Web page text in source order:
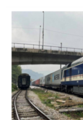
"Tìm"
TỰ DO BÁO CHÍ
VẠCH TRẦN TIN GIẢ
NGƯỜI VIỆT HẢI
ĐỜI SỐNG
KINH TẾ
KHOA HỌC
SỨC KHOẺ
CHUYÊN ĐỀ
CHIẾN TRANH
HÀNH TRÌNH BẦU
MỘT NĂM CHIẾN
GIẢI MÃ VÀNH ĐAI
NGÀY TỊ NẠN THẾ
HỌC TIẾNG ANH
VIDEO
NGHE
MẠNG XÃ HỘI